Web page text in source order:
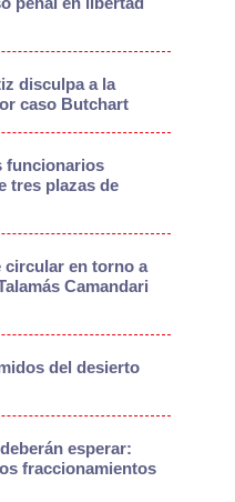
disculpa a la
caso Butchart
funcionarios
tres plazas de
circular en torno a
Camandari
del desierto
esperar:
fraccionamientos